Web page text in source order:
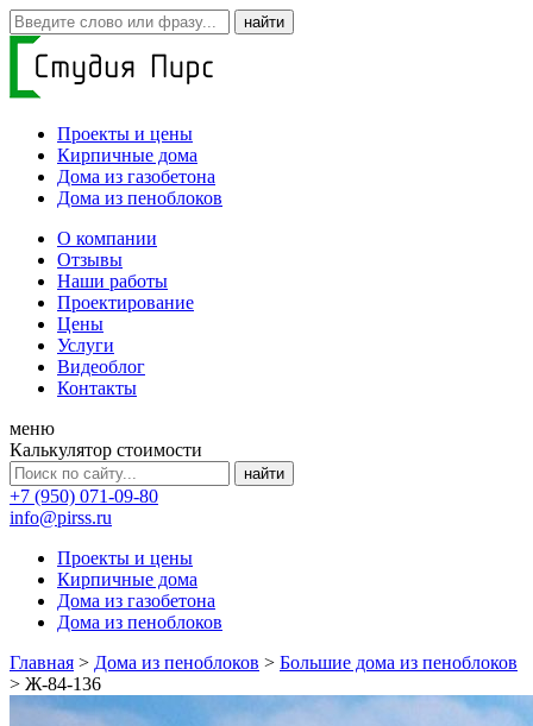
Проекты и цены
Кирпичные дома
Дома из газобетона
Дома из пеноблоков
О компании
Отзывы
Наши работы
Проектирование
Цены
Услуги
Видеоблог
Контакты
меню
Калькулятор стоимости
+7 (950) 071-09-80
info@pirss.ru
Проекты и цены
Кирпичные дома
Дома из газобетона
Дома из пеноблоков
Главная > Дома из пеноблоков > Большие дома из пеноблоков
> Ж-84-136